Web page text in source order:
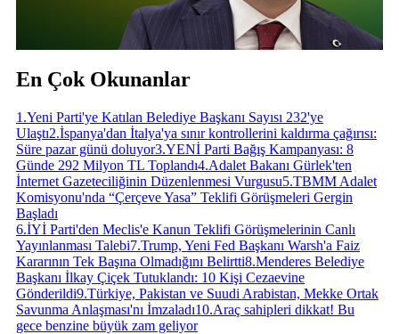
En Çok Okunanlar
1 .Yeni Parti'ye Katılan Belediye Başkanı Sayısı 232'ye
Ulaştı2.İspanya'dan İtalya'ya sınır kontrollerini kaldırma çağırısı:
Süre pazar günü doluyor3.YENİ Parti Bağış Kampanyası: 8
Günde 292 Milyon TL Toplandı4.Adalet Bakanı Gürlek'ten
İnternet Gazeteciliğinin Düzenlenmesi Vurgusu5.TBMM Adalet
Komisyonu'nda “Çerçeve Yasa” Teklifi Görüşmeleri Gergin
Başladı
6.İYİ Parti'den Meclis'e Kanun Teklifi Görüşmelerinin Canlı
Yayınlanması Talebi7.Trump, Yeni Fed Başkanı Warsh'a Faiz
Kararının Tek Başına Olmadığını Belirtti8.Menderes Belediye
Başkanı İlkay Çiçek Tutuklandı: 10 Kişi Cezaevine
Gönderildi9.Türkiye, Pakistan ve Suudi Arabistan, Mekke Ortak
Savunma Anlaşması'nı İmzaladı10.Araç sahipleri dikkat! Bu
gece benzine büyük zam geliyor